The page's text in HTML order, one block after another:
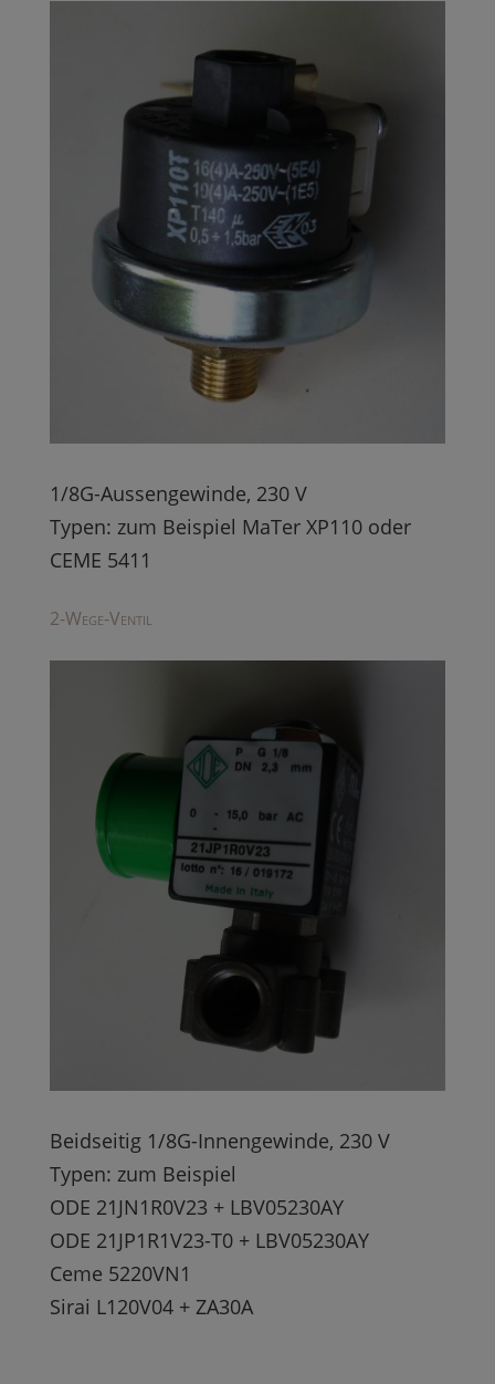
1/8G-Aussengewinde, 230 V
Typen: zum Beispiel MaTer XP110 oder
CEME 5411
2-Wege-Ventil
Beidseitig 1/8G-Innengewinde, 230 V
Typen: zum Beispiel
ODE 21JN1R0V23 + LBV05230AY
ODE 21JP1R1V23-T0 + LBV05230AY
Ceme 5220VN1
Sirai L120V04 + ZA30A